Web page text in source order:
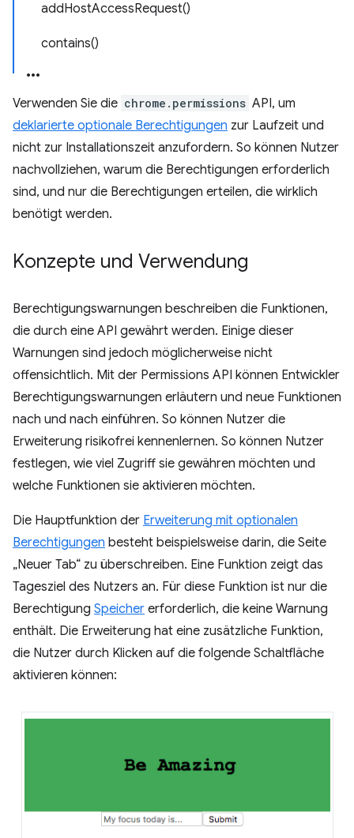
addHostAccessRequest()
contains()
Verwenden Sie die chrome.permissions API, um
deklarierte optionale Berechtigungen zur Laufzeit und
nicht zur Installationszeit anzufordern. So können Nutzer
nachvollziehen, warum die Berechtigungen erforderlich
sind, und nur die Berechtigungen erteilen, die wirklich
benötigt werden.
Konzepte und Verwendung
Berechtigungswarnungen beschreiben die Funktionen,
die durch eine API gewährt werden. Einige dieser
Warnungen sind jedoch möglicherweise nicht
offensichtlich. Mit der Permissions API können Entwickler
Berechtigungswarnungen erläutern und neue Funktionen
nach und nach einführen. So können Nutzer die
Erweiterung risikofrei kennenlernen. So können Nutzer
festlegen, wie viel Zugriff sie gewähren möchten und
welche Funktionen sie aktivieren möchten.
Die Hauptfunktion der Erweiterung mit optionalen
Berechtigungen besteht beispielsweise darin, die Seite
„Neuer Tab“ zu überschreiben. Eine Funktion zeigt das
Tagesziel des Nutzers an. Für diese Funktion ist nur die
Berechtigung Speicher erforderlich, die keine Warnung
enthält. Die Erweiterung hat eine zusätzliche Funktion,
die Nutzer durch Klicken auf die folgende Schaltfläche
aktivieren können: